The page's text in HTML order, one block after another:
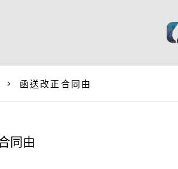
函送改正合同由
同由